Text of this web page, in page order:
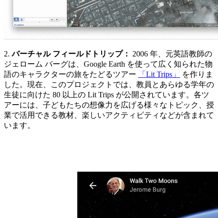
2.バーチャル フィールドトリップ：
2006 年、元英語教師の
ジェローム バーグは、Google Earth を使って広く知られた物
語のキャラクターの旅をたどるツアー
「Lit Trips」
を作りま
した。現在、このプロジェクトでは、教員とあらゆる学年の
生徒に向けた 80 以上の Lit Trips が公開されています。各ツ
アーには、子どもたちの想像力を広げる様々なトピック、授
業で活用できる教材、楽しいアクティビティなどが含まれて
います。